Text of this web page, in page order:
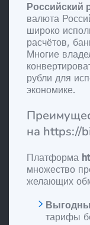
Российский
валюта
широко
расчётов,
Многие
рубли для
экономике.
на https://
Платформа
множество
желающих
тарифы